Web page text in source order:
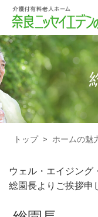
トップ > ホームの魅
ウェル・エイジン
総園長よりご挨拶申